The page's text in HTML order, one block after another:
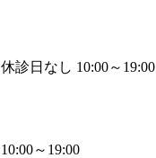
休診日なし 10:00～19:00
10:00～19:00